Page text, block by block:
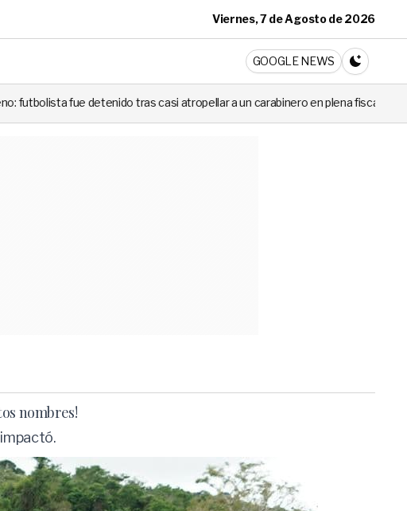
Viernes, 7 de Agosto de 2026
GOOGLE NEWS
CAMBIA A
tras casi atropellar a un carabinero en plena fiscalización Cortes de luz
nombres!